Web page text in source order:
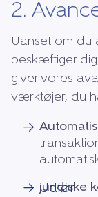
2.
Uanset om du
beskæftiger
giver vores
værktøjer, du
→
→ Udfør
juridiske